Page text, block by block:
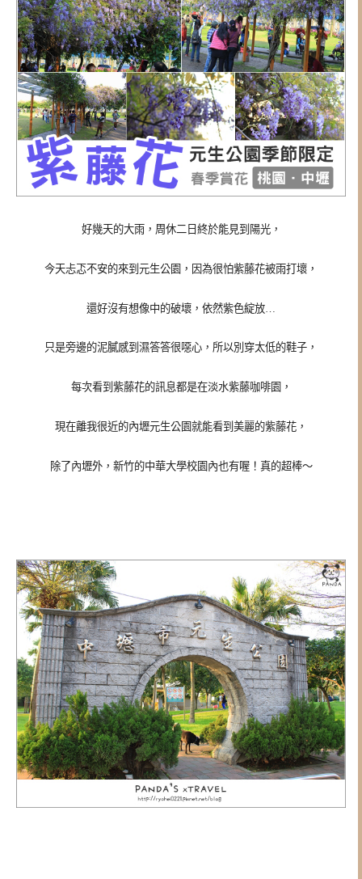
好幾天的大雨，周休二日終於能見到陽光，
今天忐忑不安的來到元生公園，因為很怕紫藤花被雨打壞，
還好沒有想像中的破壞，依然紫色綻放…
只是旁邊的泥膩感到濕答答很噁心，所以別穿太低的鞋子，
每次看到紫藤花的訊息都是在淡水紫藤咖啡園，
現在離我很近的內壢元生公園就能看到美麗的紫藤花，
除了內壢外，新竹的中華大學校園內也有喔！真的超棒～